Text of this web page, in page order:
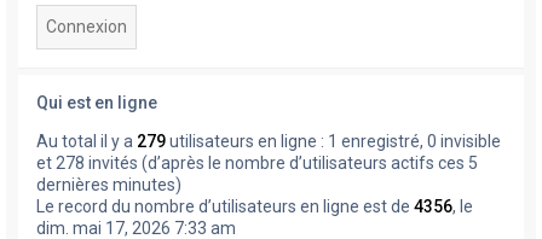
Qui est en ligne
Au total il y a 279utilisateurs en ligne : 1 enregistré, 0 invisible
et 278 invités (d’après le nombre d’utilisateurs actifs ces 5
dernières minutes)
Le record du nombre d’utilisateurs en ligne est de 4356, le
dim. mai 17, 2026 7:33 am